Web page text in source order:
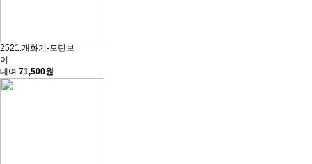
2521.개화기-모던보
이
대여 71,500원